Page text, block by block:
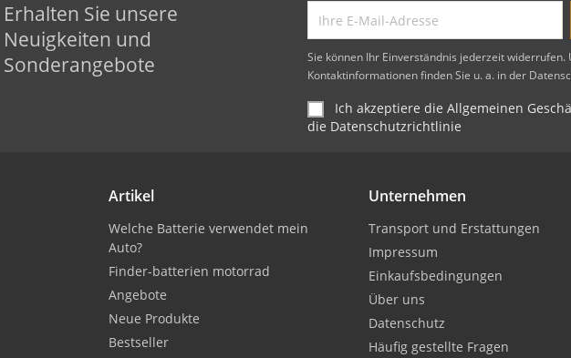
Erhalten Sie unsere
Neuigkeiten und
Sonderangebote
Sie können Ihr Einverständnis jederzeit widerrufen.
Kontaktinformationen finden Sie u. a. in der
Ich akzeptiere die Allgemeinen
die Datenschutzrichtlinie
Artikel
Welche Batterie verwendet mein
Auto?
Finder-batterien motorrad
Angebote
Neue Produkte
Bestseller
Unternehmen
Transport und Erstattungen
Impressum
Einkaufsbedingungen
Über uns
Datenschutz
Häufig gestellte Fragen